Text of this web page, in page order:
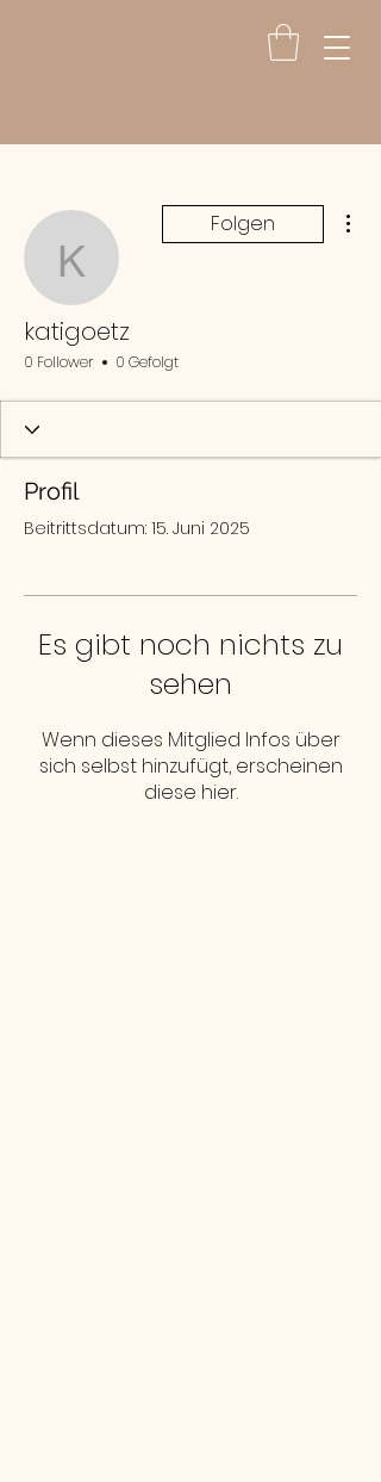
katigoetz
Folgen
katigoetz
0 Follower 0 Gefolgt
Profil
Beitrittsdatum: 15. Juni 2025
Es gibt noch nichts zu
sehen
Wenn dieses Mitglied Infos über
sich selbst hinzufügt, erscheinen
diese hier.